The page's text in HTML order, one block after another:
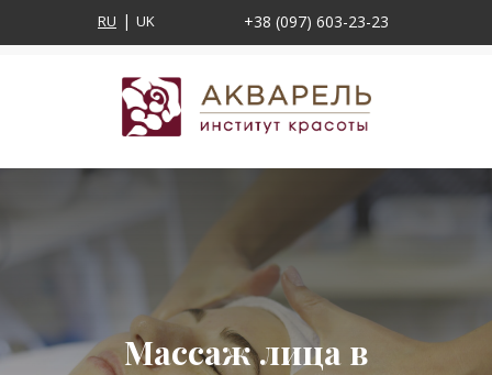
RU UK +38 (097) 603-23-23
Массаж лица в